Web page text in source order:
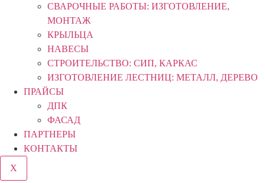
СВАРОЧНЫЕ РАБОТЫ: ИЗГОТОВЛЕНИЕ,
МОНТАЖ
КРЫЛЬЦА
НАВЕСЫ
СТРОИТЕЛЬСТВО: СИП, КАРКАС
ИЗГОТОВЛЕНИЕ ЛЕСТНИЦ: МЕТАЛЛ, ДЕРЕВО
ПРАЙСЫ
ДПК
ФАСАД
ПАРТНЕРЫ
КОНТАКТЫ
X